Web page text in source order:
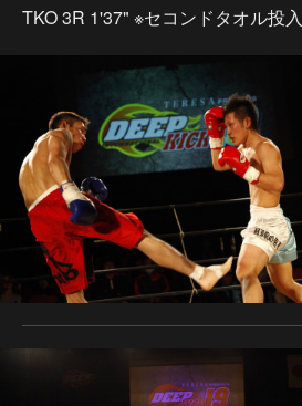
TKO 3R 1'37" ※セコンドタオル投入